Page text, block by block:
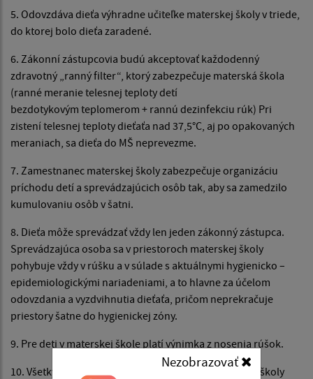
Nezobrazovať
5. Odovzdáva dieťa výhradne učiteľke materskej školy v triede,
do ktorej bolo dieťa zaradené.
6. Zákonní zástupcovia budú akceptovať každodenný
zdravotný „ranný filter“, ktorý zabezpečuje materská škola
(ranné meranie telesnej teploty detí
bezdotykovým teplomerom + rannú dezinfekciu rúk) Pri
zistení telesnej teploty dieťaťa nad 37,5°C, aj po opakovaných
meraniach, sa dieťa do MŠ neprevezme.
7. Zamestnanec materskej školy zabezpečuje organizáciu
príchodu detí a sprevádzajúcich osôb tak, aby sa zamedzilo
kumulovaniu osôb v šatni.
8. Dieťa môže sprevádzať vždy len jeden zákonný zástupca.
Sprevádzajúca osoba sa v priestoroch materskej školy
pohybuje vždy v rúšku a v súlade s aktuálnymi hygienicko –
epidemiologickými nariadeniami, a to hlavne za účelom
odovzdania a vyzdvihnutia dieťaťa, pričom neprekračuje
priestory šatne do hygienickej zóny.
9. Pre deti v materskej škole platí výnimka z nosenia rúšok.
10. Všetky sprevádzajúce osoby pri vstupe do budovy školy